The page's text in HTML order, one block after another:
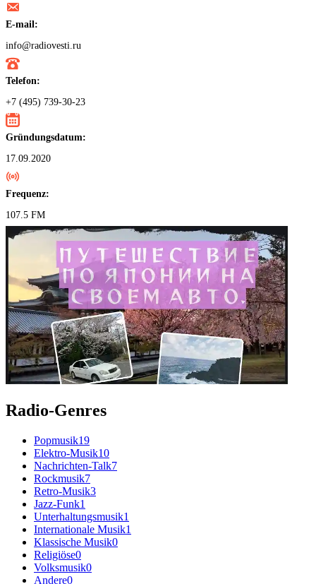
E-mail:
info@radiovesti.ru
Telefon:
+7 (495) 739-30-23
Gründungsdatum:
17.09.2020
Frequenz:
107.5 FM
Radio-Genres
Popmusik19
Elektro-Musik10
Nachrichten-Talk7
Rockmusik7
Retro-Musik3
Jazz-Funk1
Unterhaltungsmusik1
Internationale Musik1
Klassische Musik0
Religiöse0
Volksmusik0
Andere0